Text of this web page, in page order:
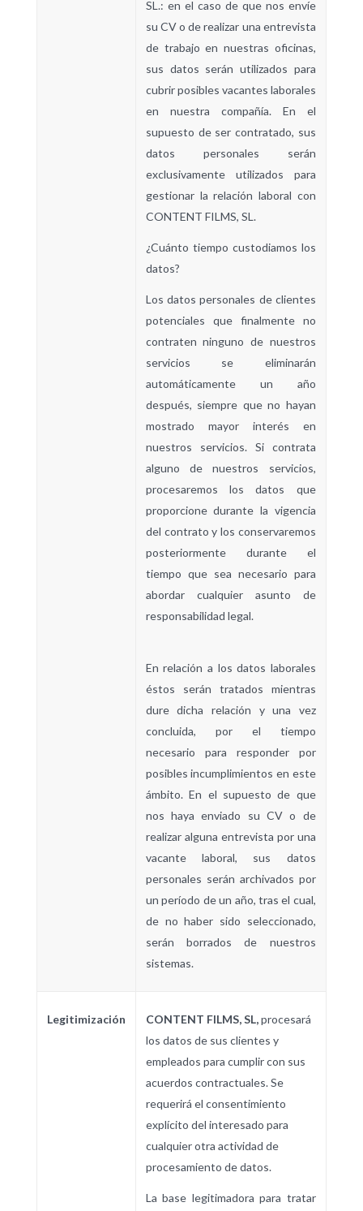
SL.: en el caso de que nos envíe
su CV o de realizar una entrevista
de trabajo en nuestras oficinas,
sus datos serán utilizados para
cubrir posibles vacantes laborales
en nuestra compañía. En el
supuesto de ser contratado, sus
datos personales serán
exclusivamente utilizados para
gestionar la relación laboral con
CONTENT FILMS, SL.
¿Cuánto tiempo custodiamos los
datos?
Los datos personales de clientes
potenciales que finalmente no
contraten ninguno de nuestros
servicios se eliminarán
automáticamente un año
después, siempre que no hayan
mostrado mayor interés en
nuestros servicios. Si contrata
alguno de nuestros servicios,
procesaremos los datos que
proporcione durante la vigencia
del contrato y los conservaremos
posteriormente durante el
tiempo que sea necesario para
abordar cualquier asunto de
responsabilidad legal.
En relación a los datos laborales
éstos serán tratados mientras
dure dicha relación y una vez
concluida, por el tiempo
necesario para responder por
posibles incumplimientos en este
ámbito. En el supuesto de que
nos haya enviado su CV o de
realizar alguna entrevista por una
vacante laboral, sus datos
personales serán archivados por
un período de un año, tras el cual,
de no haber sido seleccionado,
serán borrados de nuestros
sistemas.
Legitimización CONTENT FILMS, SL,procesará
los datos de sus clientes y
empleados para cumplir con sus
acuerdos contractuales. Se
requerirá el consentimiento
explícito del interesado para
cualquier otra actividad de
procesamiento de datos.
La base legitimadora para tratar